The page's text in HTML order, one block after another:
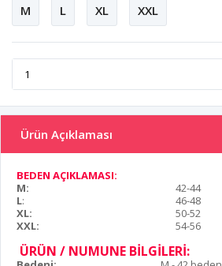
M L XL XXL
Ürün Açıklaması
BEDEN AÇIKLAMASI:
M:
42-44
L:
46-48
XL:
50-52
XXL:
54-56
ÜRÜN / NUMUNE BİLGİLERİ: